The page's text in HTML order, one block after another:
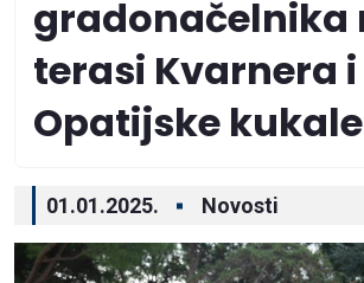
gradonačelnika
terasi Kvarnera i
Opatijske kukale
01.01.2025. Novosti